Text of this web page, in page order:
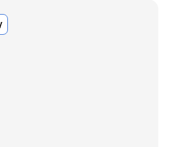
integrado para gestão e
em tempo real de ponta a